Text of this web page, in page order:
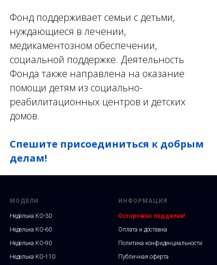
Фонд поддерживает семьи с детьми,
нуждающиеся в лечении,
медикаментозном обеспечении,
социальной поддержке. Деятельность
Фонда также направлена на оказание
помощи детям из социально-
реабилитационных центров и детских
домов.
Спешите присоединиться к добрым
делам!
МОДЕЛИ
Неделька КО-30
Неделька КО-60
Неделька КО-90
Неделька КО-110
ИНФОРМАЦИЯ
Осторожно подделки!
Оплата и доставка
Политика конфиденциальности
Публичная оферта